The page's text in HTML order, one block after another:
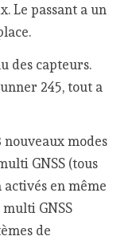
Le passant a un
des capteurs.
245, tout a
nouveaux modes
GNSS (tous
activés en même
multi GNSS
de